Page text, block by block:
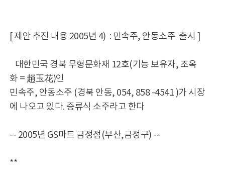
[ 제안 추진 내용 2005년 4) : 민속주, 안동소주 출시 ]
대한민국 경북 무형문화재 12호(기능 보유자, 조옥
화 = 趙玉花)인
민속주, 안동소주 (경북 안동, 054, 858 -4541 )가 시장
에 나오고 있다. 증류식 소주라고 한다
-- 2005년 GS마트 금정점(부산,금정구) --
**